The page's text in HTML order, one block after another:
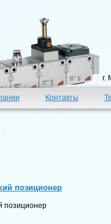
г.
Контакты
позиционер
позиционер